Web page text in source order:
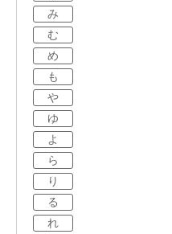
み
む
め
も
や
ゆ
よ
ら
り
る
れ